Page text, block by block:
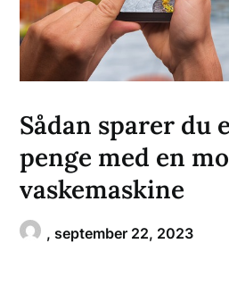
Sådan sparer du
penge med en
vaskemaskine
,september 22, 2023